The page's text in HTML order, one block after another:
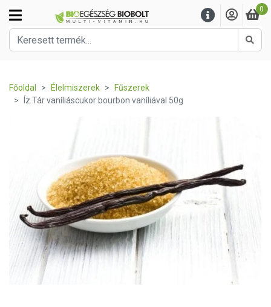
0
Főoldal Élelmiszerek
Fűszerek
Íz Tár vaníliáscukor bourbon vaníliával 50g